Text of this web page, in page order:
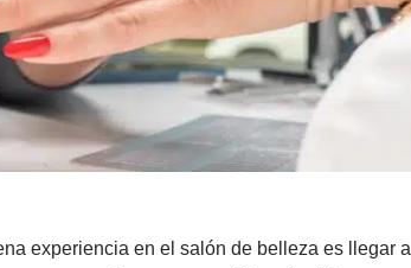
experiencia en el salón de belleza es llegar a